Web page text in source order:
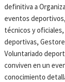
definitiva a
eventos
técnicos y
deportivas,
Voluntariado
conviven en un
conocimiento